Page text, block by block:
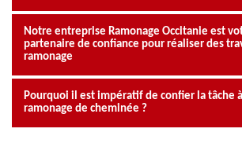
Notre entreprise Ramonage Occitanie est
partenaire de confiance pour réaliser des
ramonage
Pourquoi il est impératif de confier la tâche
ramonage de cheminée ?